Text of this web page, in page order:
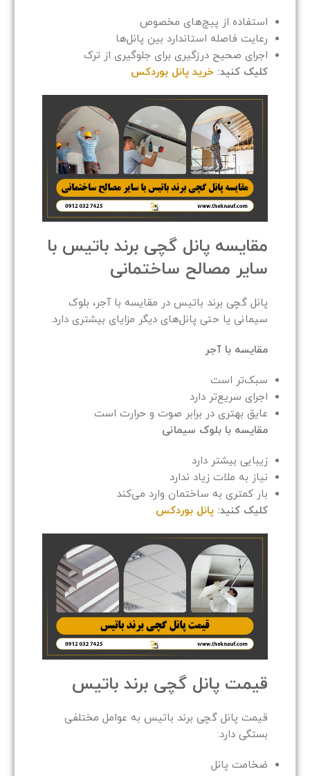
استفاده از پیچ‌های مخصوص
رعایت فاصله استاندارد بین پانل‌ها
اجرای صحیح درزگیری برای جلوگیری از ترک
کلیک کنید: خرید پانل بوردکس
مقایسه پانل گچی برند باتیس با
سایر مصالح ساختمانی
پانل گچی برند باتیس در مقایسه با آجر، بلوک
سیمانی یا حتی پانل‌های دیگر مزایای بیشتری دارد.
مقایسه با آجر
سبک‌تر است
اجرای سریع‌تر دارد
عایق بهتری در برابر صوت و حرارت است
مقایسه با بلوک سیمانی
زیبایی بیشتر دارد
نیاز به ملات زیاد ندارد
بار کمتری به ساختمان وارد می‌کند
کلیک کنید: پانل بوردکس
قیمت پانل گچی برند باتیس
قیمت پانل گچی برند باتیس به عوامل مختلفی
بستگی دارد:
ضخامت پانل